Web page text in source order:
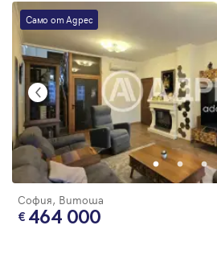
Само от Адрес
София, Витоша
464 000